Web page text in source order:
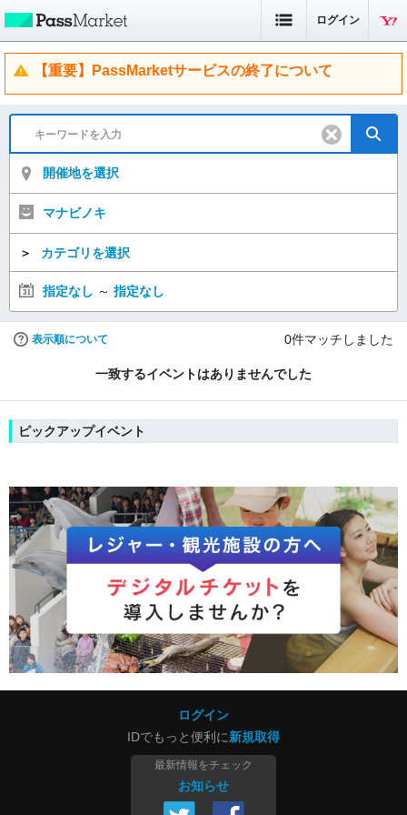
ログイン
【重要】PassMarketサービスの終了について
開催地を選択
マナビノキ
＞ カテゴリを選択
指定なし ～ 指定なし
表示順について 0件マッチしました
一致するイベントはありませんでした
ピックアップイベント
ログイン
IDでもっと便利に新規取得
最新情報をチェック
お知らせ